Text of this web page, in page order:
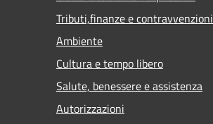
Tributi,finanze e contravvenzioni
Ambiente
Cultura e tempo libero
Salute, benessere e assistenza
Autorizzazioni